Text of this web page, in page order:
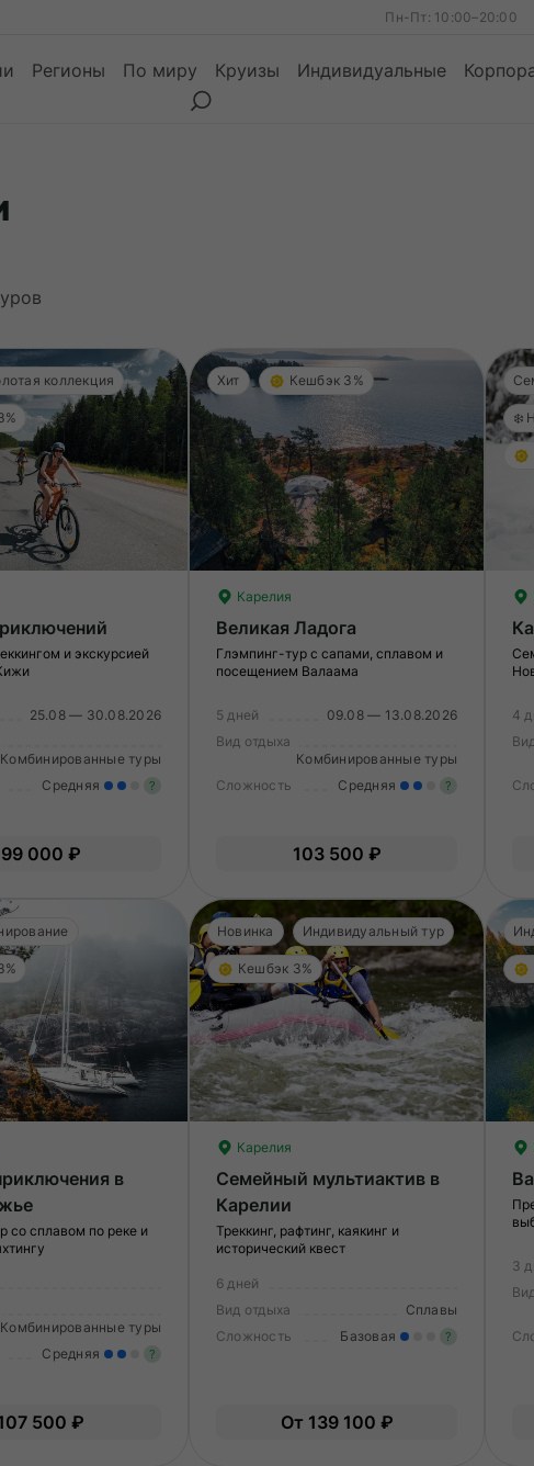
Пн-Пт: 10:00–20:00
Регионы По миру Круизы Индивидуальные
коллекция
и экскурсией
25.08 — 30.08.2026
Комбинированные туры
Средняя ?
вам нужно будет физически
99 000 ₽
Хит Кешбэк 3%
Карелия
Великая Ладога
Глэмпинг-тур с сапами, сплавом и
посещением Валаама
5 дней
09.08 — 13.08.2026
Вид отдыха
Комбинированные туры
Сложность
Средняя ?
вам
103 500 ₽
❄️
4
в
со сплавом по реке и
Комбинированные туры
Средняя ?
вам нужно будет физически
500 ₽
Новинка Индивидуальный тур
Кешбэк 3%
Карелия
Семейный мультиактив в
Карелии
Треккинг, рафтинг, каякинг и
исторический квест
6 дней
Вид отдыха
Сплавы
Сложность
Базовая ?
От 139 100 ₽
3